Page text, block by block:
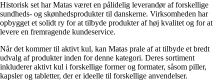
Historisk set har Matas været en pålidelig leverandør af forskellige
sundheds- og skønhedsprodukter til danskerne. Virksomheden har
opbygget et solidt ry for at tilbyde produkter af høj kvalitet og for at
levere en fremragende kundeservice.
Når det kommer til aktivt kul, kan Matas prale af at tilbyde et bredt
udvalg af produkter inden for denne kategori. Deres sortiment
inkluderer aktivt kul i forskellige former og formater, såsom piller,
kapsler og tabletter, der er ideelle til forskellige anvendelser.